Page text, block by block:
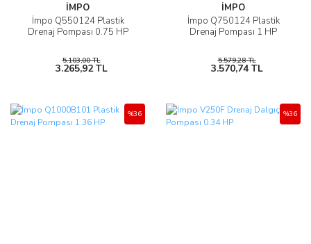
İMPO
İmpo Q550124 Plastik
Drenaj Pompası 0.75 HP
5.103,00 TL
3.265,92 TL
İMPO
İmpo Q750124 Plastik
Drenaj Pompası 1 HP
5.579,28 TL
3.570,74 TL
%36 %36